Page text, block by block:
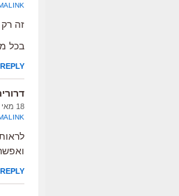
זה
בכל
REPLY
18 מאי 2008 at 18:12
REPLY